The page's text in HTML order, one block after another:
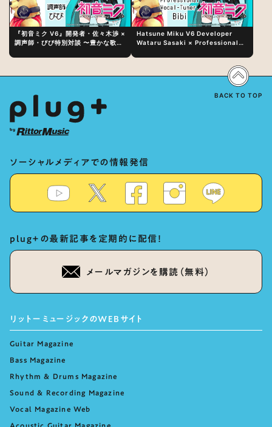
『初音ミク V6』開発者・佐々木渉 ×
調声師・びび特別対談 〜豊かな歌声
Hatsune Miku V6 Developer
Wataru Sasaki × Professional
Vocal Expression Lies in “Love
for the singing characters” and
ソーシャルメディアでの情報発信
plug+の最新記事を定期的に配信！
メールマガジンを購読（無料）
リットーミュージックのWEBサイト
Guitar Magazine
Bass Magazine
Rhythm & Drums Magazine
Sound & Recording Magazine
Vocal Magazine Web
Acoustic Guitar Magazine
BACK TO TOP